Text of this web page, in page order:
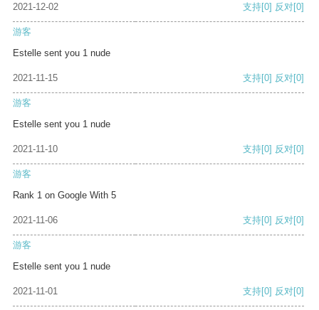
2021-12-02 支持[0] 反对[0]
游客
Estelle sent you 1 nude
2021-11-15 支持[0] 反对[0]
游客
Estelle sent you 1 nude
2021-11-10 支持[0] 反对[0]
游客
Rank 1 on Google With 5
2021-11-06 支持[0] 反对[0]
游客
Estelle sent you 1 nude
2021-11-01 支持[0] 反对[0]